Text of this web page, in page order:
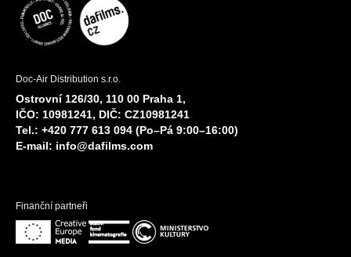
Doc-Air Distribution s.r.o.
Ostrovní 126/30, 110 00 Praha 1,
IČO: 10981241, DIČ: CZ10981241
Tel.: +420 777 613 094 (Po–Pá 9:00–16:00)
E-mail: info@dafilms.com
Finanční partneři